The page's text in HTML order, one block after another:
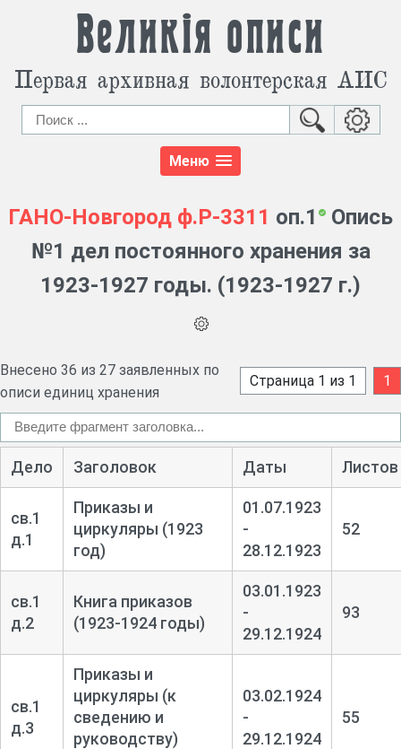
Великія описи
Первая архивная волонтерская АИС
Меню
ГАНО-Новгород ф.Р-3311 оп.1
Опись
№1 дел постоянного хранения за
1923-1927 годы. (1923-1927 г.)
Внесено 36 из 27 заявленных по
описи единиц хранения
Страница 1 из 1 1
Дело Заголовок Даты Листов
св.1
д.1
Приказы и
циркуляры (1923
год)
01.07.1923
-
28.12.1923
52
св.1
д.2
Книга приказов
(1923-1924 годы)
03.01.1923
-
29.12.1924
93
св.1
д.3
Приказы и
циркуляры (к
сведению и
руководству)
03.02.1924
-
29.12.1924
55